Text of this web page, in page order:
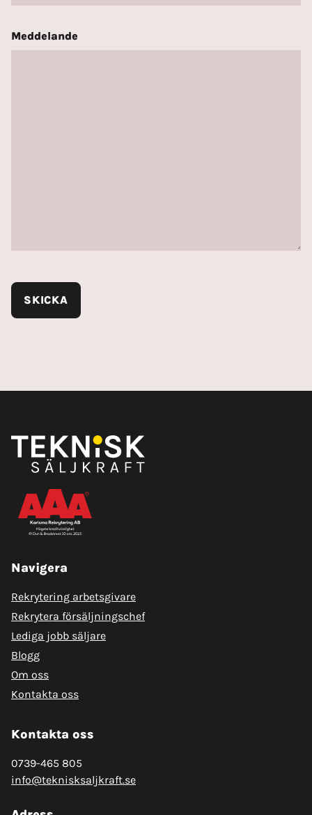
Meddelande
Navigera
Rekrytering arbetsgivare
Rekrytera försäljningschef
Lediga jobb säljare
Blogg
Om oss
Kontakta oss
Kontakta oss
0739-465 805
info@teknisksaljkraft.se